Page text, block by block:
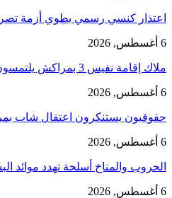
اعتذار كنسي رسمي يطوي أزمة
6 أغسطس, 2026
ملاك إقامة نفيس 3 بمراكش يلتمسون سورا نباتيا للحفاظ على هوية…
6 أغسطس, 2026
حقوقيون يستنكرون اعتقال شاب
6 أغسطس, 2026
الحروب والمناخ أسلحة تهدد موائد
6 أغسطس, 2026